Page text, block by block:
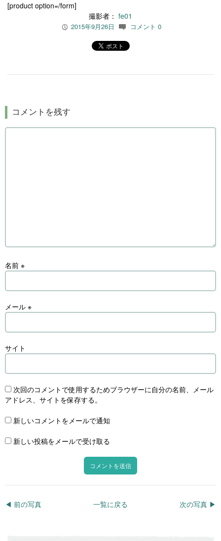
[product option=/form]
撮影者： fe01
P 2015年9月26日 c コメント 0
コメントを残す
名前 ※
メール ※
サイト
次回のコメントで使用するためブラウザーに自分の名前、メール
アドレス、サイトを保存する。
新しいコメントをメールで通知
新しい投稿をメールで受け取る
◀︎ 前の写真 次の写真 ▶︎
一覧に戻る